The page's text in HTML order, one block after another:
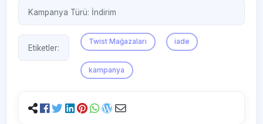
Kampanya Türü: İndirim
Etiketler:
Twist Mağazaları iade
kampanya